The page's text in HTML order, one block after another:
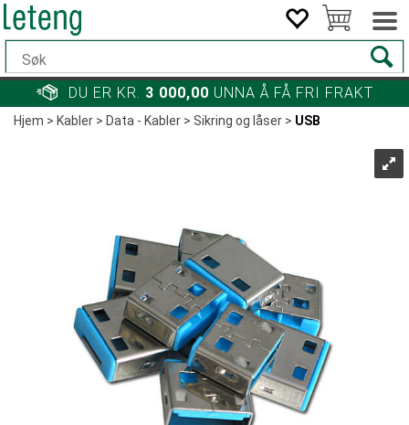
DU ER KR. 3 000,00 UNNA Å FÅ FRI FRAKT
Hjem>Kabler>Data - Kabler>Sikring og låser>USB